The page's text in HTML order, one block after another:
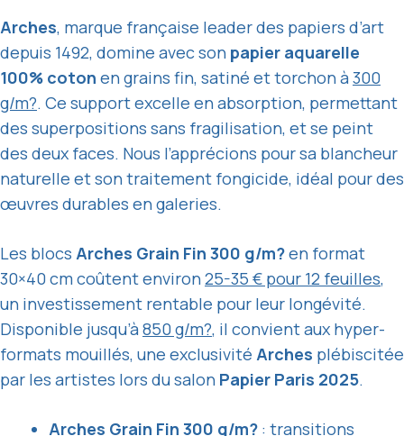
Arches, marque française leader des papiers d’art
depuis 1492, domine avec son papier aquarelle
100% coton en grains fin, satiné et torchon à300
g/m?. Ce support excelle en absorption, permettant
des superpositions sans fragilisation, et se peint
des deux faces. Nous l’apprécions pour sa blancheur
naturelle et son traitement fongicide, idéal pour des
œuvres durables en galeries.
Les blocs Arches Grain Fin 300 g/m?en format
30×40 cm coûtent environ25-35 € pour 12 feuilles,
un investissement rentable pour leur longévité.
Disponible jusqu’à850 g/m?, il convient aux hyper-
formats mouillés, une exclusivité Arches plébiscitée
par les artistes lors du salon Papier Paris 2025.
Arches Grain Fin 300 g/m? : transitions